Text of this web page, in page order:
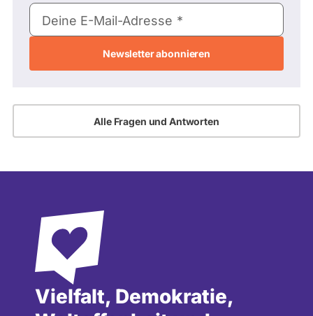
E-
Mail-
Deine E-Mail-Adresse
Alle Fragen und Antworten
Vielfalt, Demokratie,